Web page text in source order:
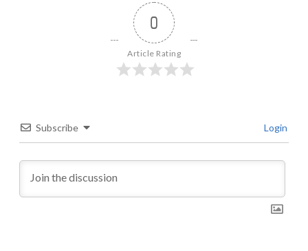
0
Article Rating
Subscribe Login